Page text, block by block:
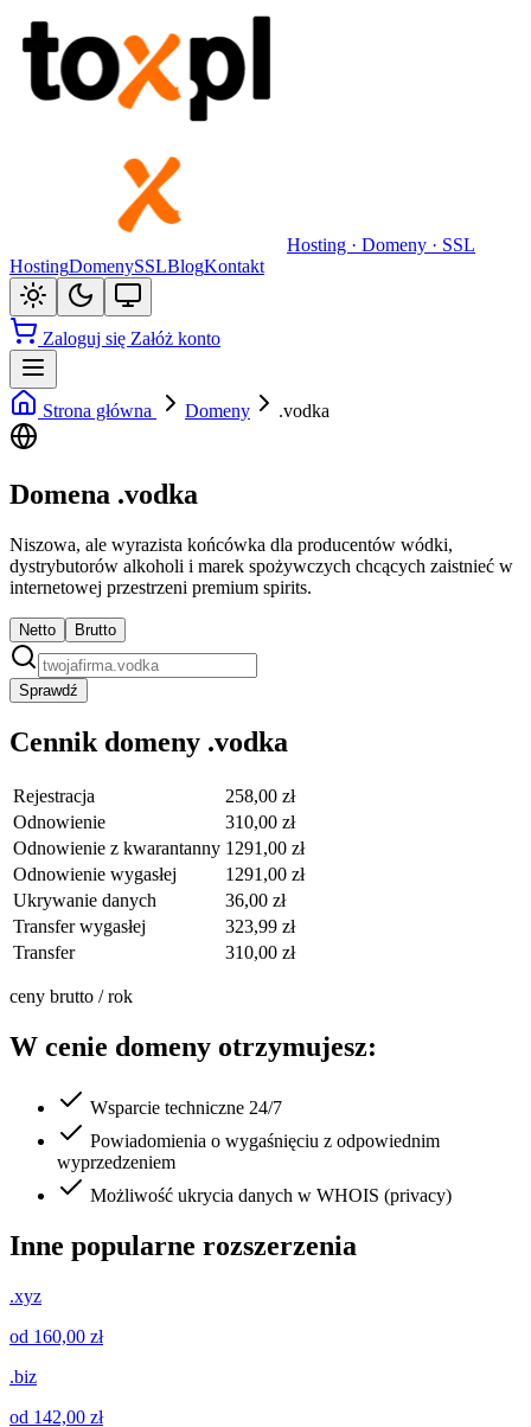
Hosting · Domeny · SSL
HostingDomenySSLBlogKontakt
Zaloguj się Załóż konto
Strona główna Domeny .vodka
Domena .vodka
Niszowa, ale wyrazista końcówka dla producentów wódki,
dystrybutorów alkoholi i marek spożywczych chcących zaistnieć w
internetowej przestrzeni premium spirits.
Netto Brutto
Sprawdź
Cennik domeny .vodka
Rejestracja
258,00 zł
Odnowienie
310,00 zł
Odnowienie z kwarantanny 1291,00 zł
Odnowienie wygasłej
1291,00 zł
Ukrywanie danych
36,00 zł
Transfer wygasłej
323,99 zł
Transfer
310,00 zł
ceny brutto / rok
W cenie domeny otrzymujesz:
Wsparcie techniczne 24/7
Powiadomienia o wygaśnięciu z odpowiednim
wyprzedzeniem
Możliwość ukrycia danych w WHOIS (privacy)
Inne popularne rozszerzenia
.xyz
od 160,00 zł
.biz
od 142,00 zł